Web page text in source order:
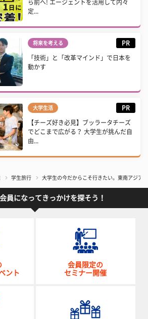
ら前へ! エージェントを活用して内々
定...
将来を考える PR
「技術」と「改革マインド」で日本を
動かす
大学生活 PR
【チーズ好き必見】ブッラータチーズ
でどこまで広がる？ 大学生が挑んだ自
由...
学生旅行 大学生の今だからこそ行きたい。東南アジア
員になってきっかけを探そう！
ント
会員限定の
セミナー開催